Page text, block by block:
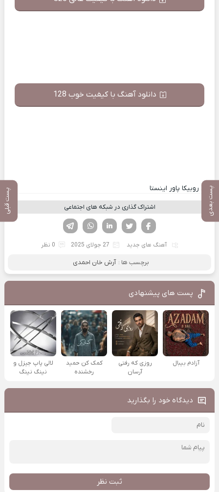
پست بعدی پست قبلی
دانلود آهنگ با کیفیت خوب 128
کانال روبیکا پاور اینستا
اشتراک گذاری در شبکه های اجتماعی
لینکدین تویتر
فیسوک
آهنگ های جدید 27 جولای 2025 0 نظر
برچسب ها : آرش خان احمدی
پست های پیشنهادی
آزادم بیبال
روزی که رفتی
آرسان
کمک کن حمید
رخشنده
لالی پاپ جیزل و
نینگ نینگ
دیدگاه خود را بگذارید
ثبت نظر